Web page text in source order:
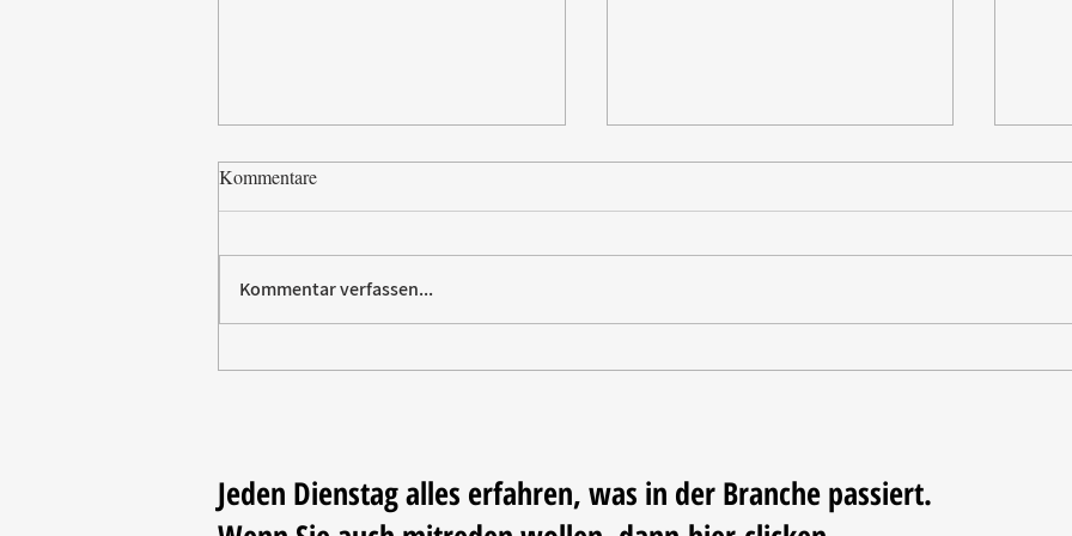
Kommentare
Kommentar verfassen...
Jeden Dienstag alles erfahren, was in der Branche passiert.